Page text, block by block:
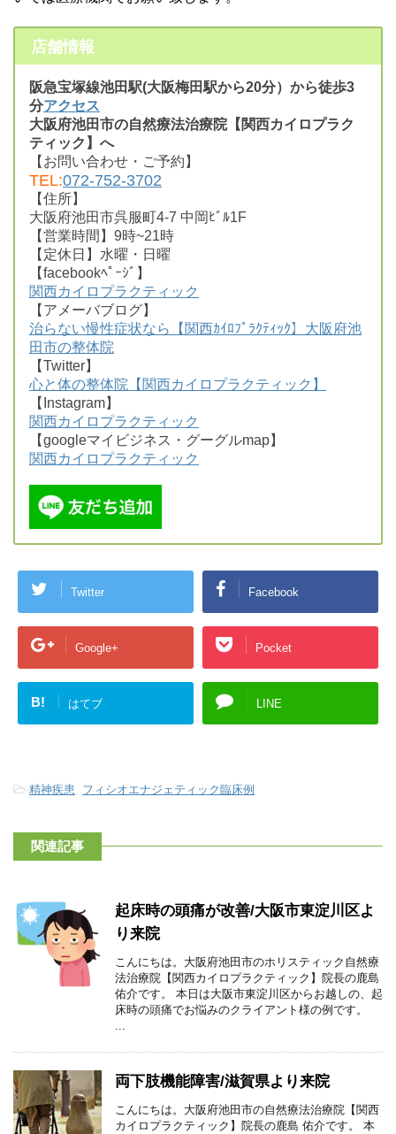
店舗情報
阪急宝塚線池田駅(大阪梅田駅から20分）から徒歩3
分アクセス
大阪府池田市の自然療法治療院【関西カイロプラク
ティック】へ
【お問い合わせ・ご予約】
TEL:072-752-3702
【住所】
大阪府池田市呉服町4-7 中岡ﾋﾞﾙ1F
【営業時間】9時~21時
【定休日】水曜・日曜
【facebookﾍﾟｰｼﾞ】
関西カイロプラクティック
【アメーバブログ】
治らない慢性症状なら【関西ｶｲﾛﾌﾟﾗｸﾃｨｯｸ】大阪府池
田市の整体院
【Twitter】
心と体の整体院【関西カイロプラクティック】
【Instagram】
関西カイロプラクティック
【googleマイビジネス・グーグルmap】
関西カイロプラクティック
Twitter Facebook
Google+ Pocket
B! はてブ LINE
-精神疾患, フィシオエナジェティック臨床例
関連記事
起床時の頭痛が改善/大阪市東淀川区よ
り来院
こんにちは。大阪府池田市のホリスティック自然療
法治療院【関西カイロプラクティック】院長の鹿島
佑介です。 本日は大阪市東淀川区からお越しの、起
床時の頭痛でお悩みのクライアント様の例です。
...
両下肢機能障害/滋賀県より来院
こんにちは。大阪府池田市の自然療法治療院【関西
カイロプラクティック】院長の鹿島 佑介です。 本